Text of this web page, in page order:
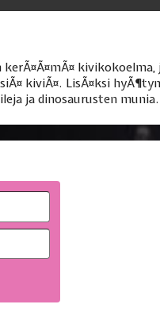
kivikokoelma,
kiviÃ¤. LisÃ¤ksi
ja dinosaurusten munia.